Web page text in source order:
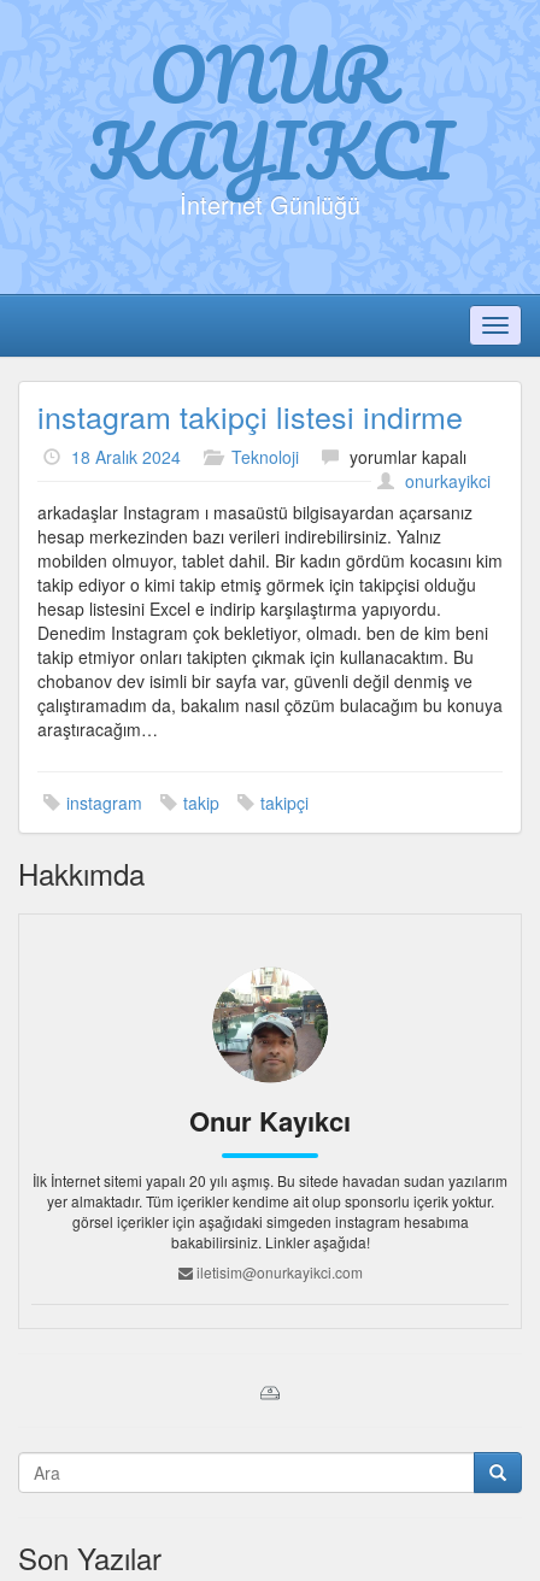
ONUR
KAYIKCI
İnternet Günlüğü
instagram takipçi listesi indirme
18 Aralık 2024 Teknoloji
instagram
takipçi
listesi
indirme
için
yorumlar kapalı
onurkayikci
arkadaşlar Instagram ı masaüstü bilgisayardan açarsanız
hesap merkezinden bazı verileri indirebilirsiniz. Yalnız
mobilden olmuyor, tablet dahil. Bir kadın gördüm kocasını kim
takip ediyor o kimi takip etmiş görmek için takipçisi olduğu
hesap listesini Excel e indirip karşılaştırma yapıyordu.
Denedim Instagram çok bekletiyor, olmadı. ben de kim beni
takip etmiyor onları takipten çıkmak için kullanacaktım. Bu
chobanov dev isimli bir sayfa var, güvenli değil denmiş ve
çalıştıramadım da, bakalım nasıl çözüm bulacağım bu konuya
araştıracağım…
instagram takip takipçi
Hakkımda
Onur Kayıkcı
İlk İnternet sitemi yapalı 20 yılı aşmış. Bu sitede havadan sudan yazılarım
yer almaktadır. Tüm içerikler kendime ait olup sponsorlu içerik yoktur.
görsel içerikler için aşağıdaki simgeden instagram hesabıma
bakabilirsiniz. Linkler aşağıda!
iletisim@onurkayikci.com
Son Yazılar